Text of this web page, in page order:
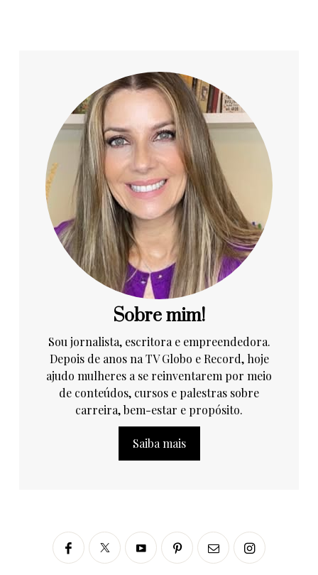
Sobre mim!
Sou jornalista, escritora e empreendedora.
Depois de anos na TV Globo e Record, hoje
ajudo mulheres a se reinventarem por meio
de conteúdos, cursos e palestras sobre
carreira, bem-estar e propósito.
Saiba mais